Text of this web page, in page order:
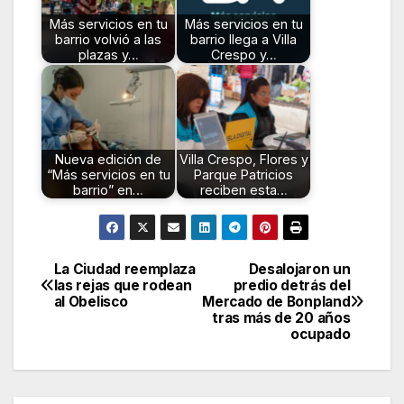
Más servicios en tu
barrio volvió a las
plazas y…
Más servicios en tu
barrio llega a Villa
Crespo y…
Nueva edición de
“Más servicios en tu
barrio” en…
Villa Crespo, Flores y
Parque Patricios
reciben esta…
Navegación
de
Desalojaron un
predio detrás del
Mercado de Bonpland
tras más de 20 años
ocupado
La Ciudad reemplaza
las rejas que rodean
al Obelisco